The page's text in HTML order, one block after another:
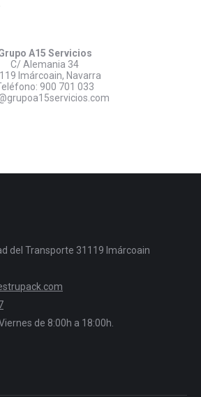
A15 Servicios
C/ Alemania 34
Imárcoain, Navarra
900 701 033
del Transporte 31119 Imárcoain
de 8:00h a 18:00h.